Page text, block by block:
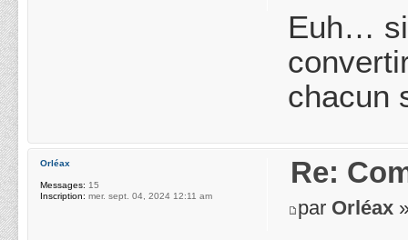
Euh… si
chacun
Re:
par Orléax
Orléax
Messages: 15
Inscription: mer. sept. 04, 2024 12:11 am